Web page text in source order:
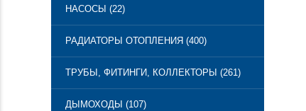
НАСОСЫ (22)
РАДИАТОРЫ ОТОПЛЕНИЯ (400)
ТРУБЫ, ФИТИНГИ, КОЛЛЕКТОРЫ (261)
ДЫМОХОДЫ (107)